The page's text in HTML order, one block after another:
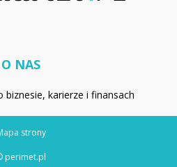
O NAS
karierze i finansach
strony
perimet.pl